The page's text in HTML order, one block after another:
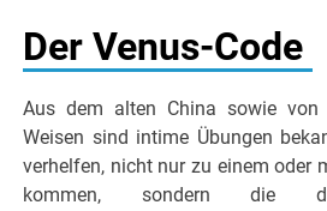
Der Venus-Code
Aus dem alten China sowie von
Weisen sind intime Übungen
verhelfen, nicht nur zu einem oder
kommen, sondern die